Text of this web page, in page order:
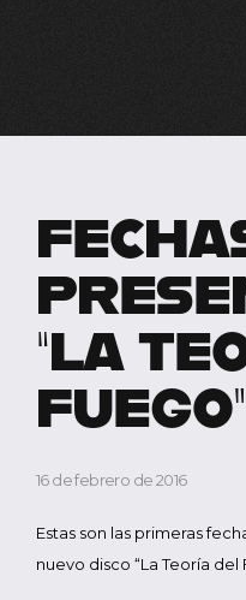
“LA
FUEGO”
16 de febrero de 2016
Estas son las primeras
nuevo disco “La Teoría del